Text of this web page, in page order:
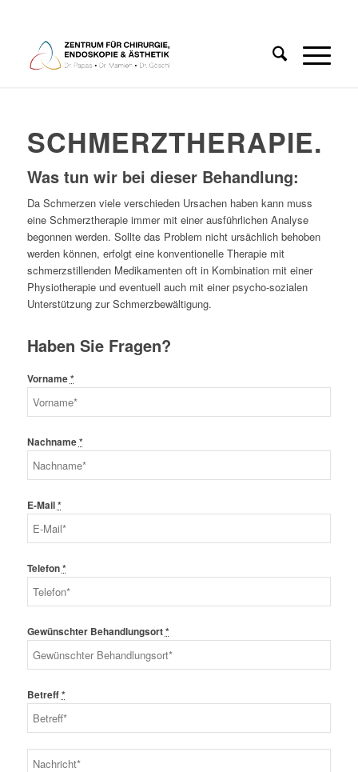
SCHMERZTHERAPIE.
Was tun wir bei dieser Behandlung:
Da Schmerzen viele verschieden Ursachen haben kann muss
eine Schmerztherapie immer mit einer ausführlichen Analyse
begonnen werden. Sollte das Problem nicht ursächlich behoben
werden können, erfolgt eine konventionelle Therapie mit
schmerzstillenden Medikamenten oft in Kombination mit einer
Physiotherapie und eventuell auch mit einer psycho-sozialen
Unterstützung zur Schmerzbewältigung.
Haben Sie Fragen?
Vorname*
Nachname*
E-Mail*
Telefon*
Gewünschter Behandlungsort*
Betreff*